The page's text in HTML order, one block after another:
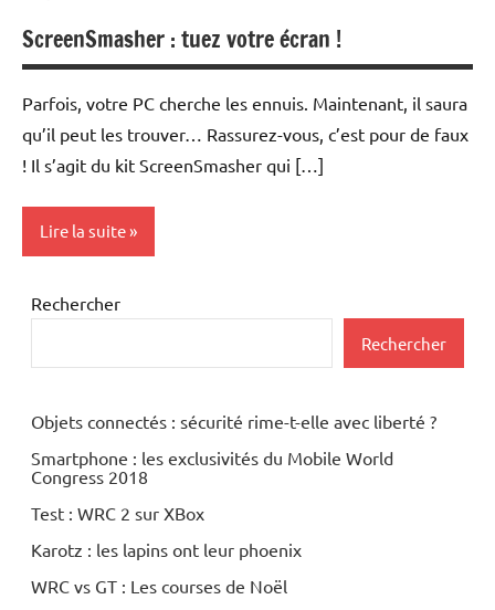
ScreenSmasher : tuez votre écran !
Parfois, votre PC cherche les ennuis. Maintenant, il saura
qu’il peut les trouver… Rassurez-vous, c’est pour de faux
! Il s’agit du kit ScreenSmasher qui […]
Lire la suite
Ecran
plasma
Inclassables
Rechercher
Rechercher
Objets connectés : sécurité rime-t-elle avec liberté ?
Smartphone : les exclusivités du Mobile World
Congress 2018
Test : WRC 2 sur XBox
Karotz : les lapins ont leur phoenix
WRC vs GT : Les courses de Noël